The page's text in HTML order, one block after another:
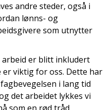
andre steder, også i
lønns- og
som utnytter
arbeid er blitt inkludert
viktig for oss. Dette har
i lang tid
det arbeidet lykkes vi